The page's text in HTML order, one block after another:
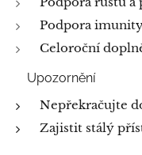
Podpora
Celoroční
⚠️ Upozornění
Nepřekračujte
Zajistit stálý